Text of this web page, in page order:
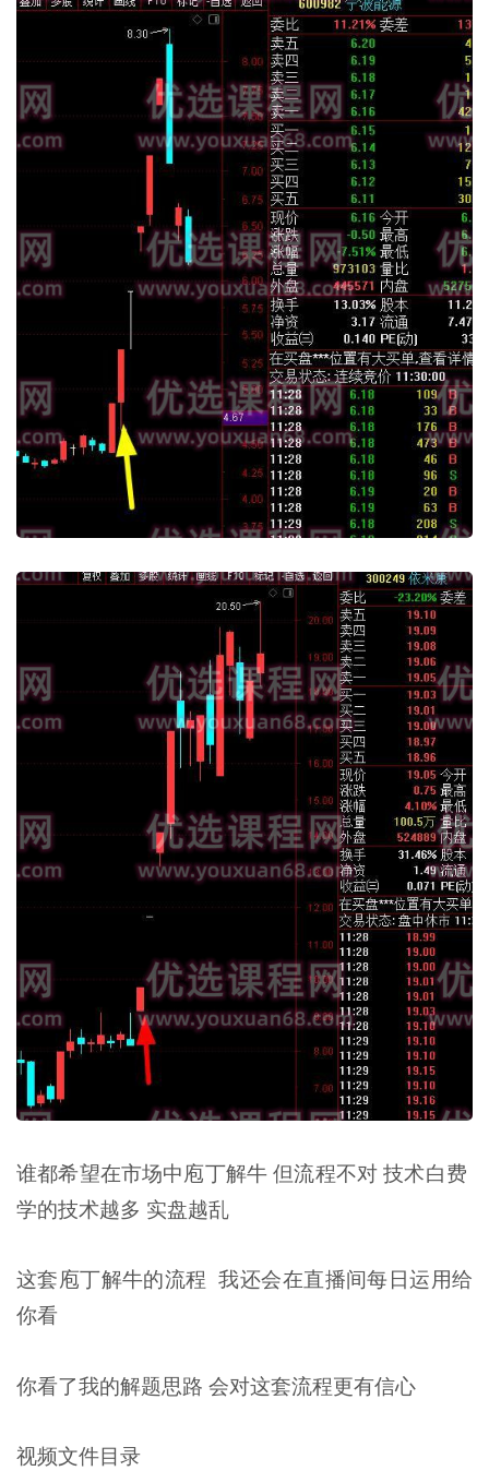
谁都希望在市场中庖丁解牛 但流程不对 技术白费
学的技术越多 实盘越乱
这套庖丁解牛的流程 我还会在直播间每日运用给
你看
你看了我的解题思路 会对这套流程更有信心
视频文件目录